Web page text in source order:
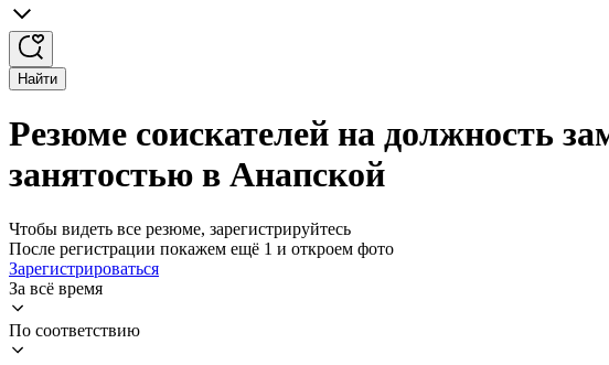
Найти
Резюме соискателей на должность
занятостью в Анапской
Чтобы видеть все резюме, зарегистрируйтесь
После регистрации покажем ещё 1 и откроем фото
Зарегистрироваться
За всё время
По соответствию